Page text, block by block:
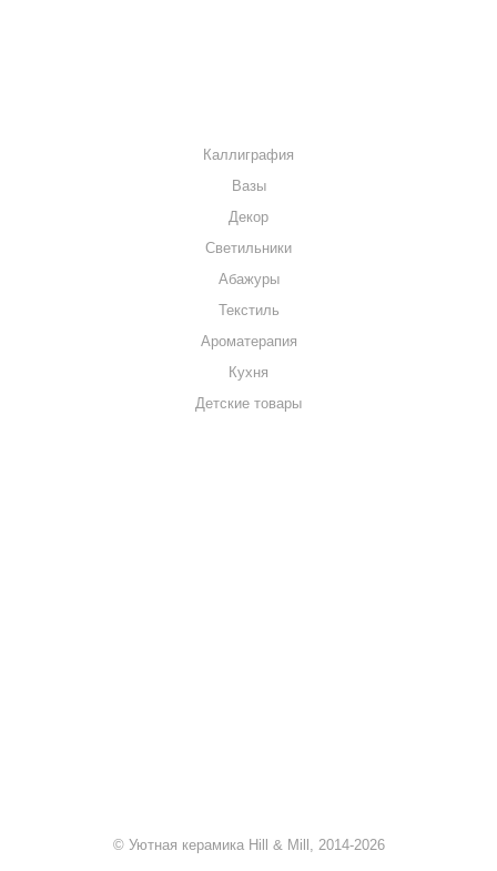
Каллиграфия
Вазы
Декор
Светильники
Абажуры
Текстиль
Ароматерапия
Кухня
Детские товары
© Уютная керамика Hill & Mill, 2014-2026